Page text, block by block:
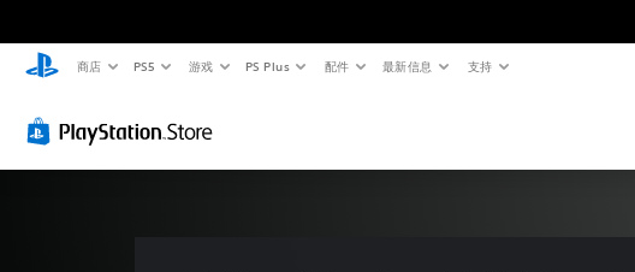
商店 PS5 游戏 PS Plus 配件 最新信息 支持